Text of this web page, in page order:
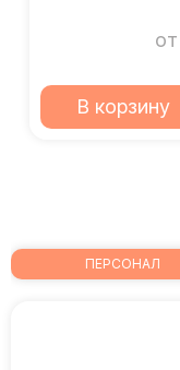
от
В корзину
ПЕРСОНАЛ